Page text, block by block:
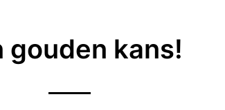
gouden kans!